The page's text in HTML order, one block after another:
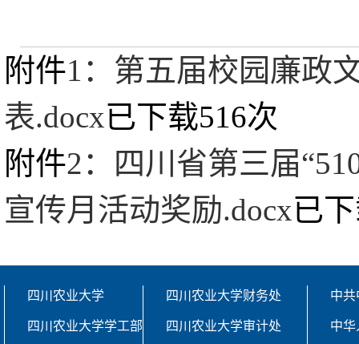
附件1：第五届校园廉政
表.docx已下载516次
附件2：四川省第三届
宣传月活动奖励.docx已
四川农业大学
四川农业大学学工部
四川农业大学财务处
四川农业大学审计处
中
中